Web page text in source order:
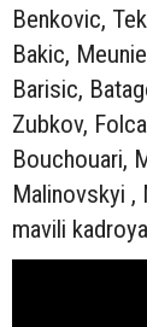
Benkovic,
Bakic,
Barisic,
Zubkov,
Bouchouari,
Malinovskyi ,
mavili